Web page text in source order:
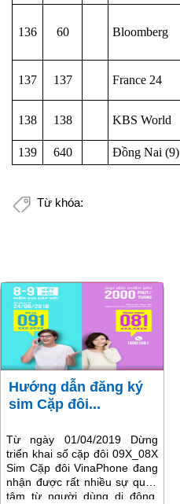
136 60 Bloomberg
137 137 France 24
138 138 KBS World
139
640 Đồng Nai (9)
Từ khóa:
Hướng dẫn đăng ký
sim Cặp đôi...
Từ ngày 01/04/2019 Dừng
triển khai số cặp đôi 09X_08X
Sim Cặp đôi VinaPhone đang
nhận được rất nhiều sự quan
tâm từ người dùng di động,